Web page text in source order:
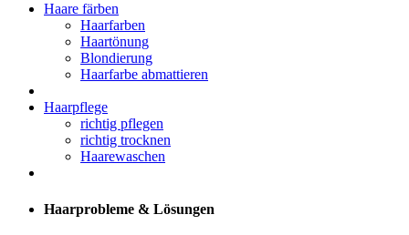
Haare färben
Haarfarben
Haartönung
Blondierung
Haarfarbe abmattieren
Haarpflege
richtig pflegen
richtig trocknen
Haarewaschen
Haarprobleme & Lösungen